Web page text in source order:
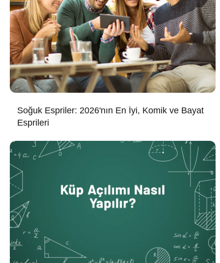
Soğuk Espriler: 2026'nın En İyi, Komik ve Bayat
Esprileri